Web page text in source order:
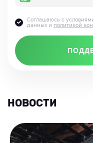
Соглашаюсь с
данных и политикой
НОВОСТИ